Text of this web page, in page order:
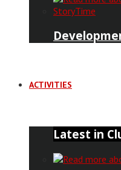
ACTIVITIES
Latest in